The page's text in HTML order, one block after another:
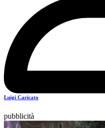
Luigi Caricato
pubblicità